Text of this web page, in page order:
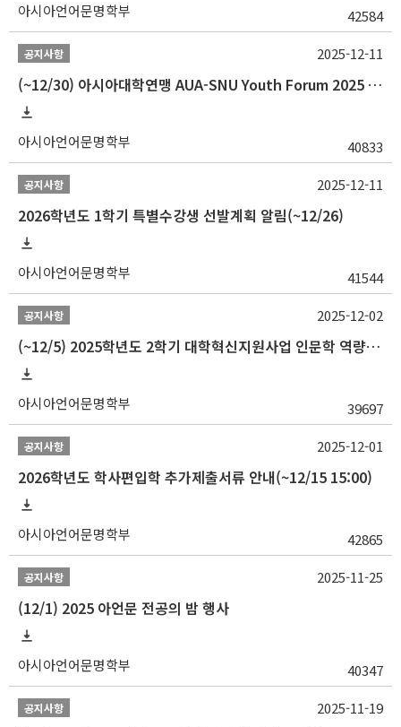
아시아언어문명학부 42584
공지사항
(~12/30) 아시아대학연맹 AUA-SNU Youth Forum 2025 참가자 선발 안내
아시아언어문명학부 40833
2025-12-11
공지사항
2026학년도 1학기 특별수강생 선발계획 알림(~12/26)
아시아언어문명학부 41544
2025-12-11
공지사항
(~12/5) 2025학년도 2학기 대학혁신지원사업 인문학 역량강화 국제학술대회 참가 경비 지원 안내(2차)
아시아언어문명학부 39697
2025-12-02
공지사항
2026학년도 학사편입학 추가제출서류 안내(~12/15 15:00)
아시아언어문명학부 42865
2025-12-01
공지사항
(12/1) 2025 아언문 전공의 밤 행사
아시아언어문명학부 40347
2025-11-25
공지사항 2025-11-19